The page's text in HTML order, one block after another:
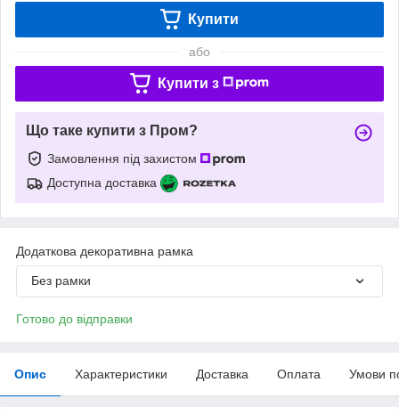
Купити
або
Купити з
Що таке купити з Пром?
Замовлення під захистом
Доступна доставка
Додаткова декоративна рамка
Без рамки
Готово до відправки
Опис Характеристики Доставка Оплата Умови